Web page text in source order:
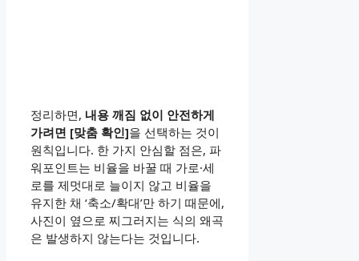
정리하면, 내용 깨짐 없이 안전하게
가려면 [맞춤 확인]을 선택하는 것이
원칙입니다. 한 가지 안심할 점은, 파
워포인트는 비율을 바꿀 때 가로·세
로를 제멋대로 늘이지 않고 비율을
유지한 채 ‘축소/확대’만 하기 때문에,
사진이 옆으로 찌그러지는 식의 왜곡
은 발생하지 않는다는 것입니다.